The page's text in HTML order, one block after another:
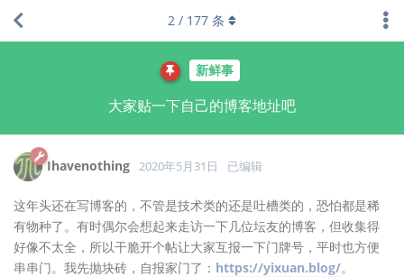
新鲜事
大家贴一下自己的博客地址吧
2 / 177 条
Ihavenothing 2020年5月31日 已编辑
这年头还在写博客的，不管是技术类的还是吐槽类的，恐怕都是稀
有物种了。有时偶尔会想起来走访一下几位坛友的博客，但收集得
好像不太全，所以干脆开个帖让大家互报一下门牌号，平时也方便
串串门。我先抛块砖，自报家门了： https://yixuan.blog/。